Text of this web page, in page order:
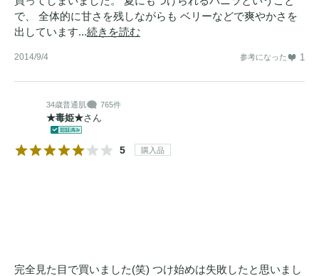
で、 全体的に甘さを残しながらも ベリーなどで爽やかさを
出しています...続きを読む
2014/9/4 参考になった 1
34歳普通肌 765件
★毒姫★さん
5 購入品
完全見た目で買いました(笑) つけ始めは失敗したと思いまし